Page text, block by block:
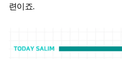
련이죠.